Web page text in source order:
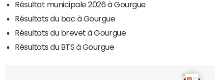
Résultat municipale 2026 à Gourgue
Résultats du bac à Gourgue
Résultats du brevet à Gourgue
Résultats du BTS à Gourgue